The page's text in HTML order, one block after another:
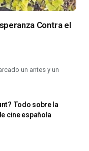
Contra el
un antes y un
Todo sobre la
cine española